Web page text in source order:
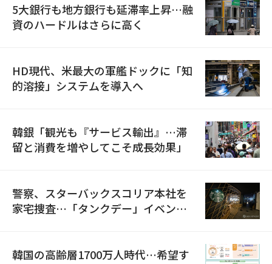
5大銀行も地方銀行も延滞率上昇…融
資のハードルはさらに高く
HD現代、米最大の軍艦ドックに「知
的溶接」システムを導入へ
韓銀「観光も『サービス輸出』…滞
留と消費を増やしてこそ成長効果」
警察、スターバックスコリア本社を
家宅捜査…「タンクデー」イベント
韓国の高齢層1700万人時代…希望す